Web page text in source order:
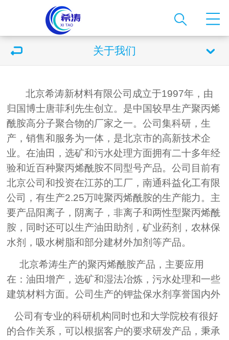
关于我们
北京希涛新材料有限公司成立于1997年，由
归国博士唐菲利先生创立。是中国较早生产聚丙烯
酰胺高分子聚合物的厂家之一。公司集科研，生
产，销售和服务为一体，是北京市的高新技术企
业。在油田，选矿和污水处理方面拥有二十多年经
验和近百种聚丙烯酰胺不同型号产品。公司目前有
北京公司和投资在江苏的工厂，南通科益化工有限
公司，有生产2.25万吨聚丙烯酰胺的生产能力。主
要产品阳离子，阴离子，非离子和两性型聚丙烯酰
胺，同时还可以生产油田助剂，矿业药剂，农林保
水剂，吸水树脂和部分建材外加剂等产品。
北京希涛生产的聚丙烯酰胺产品，主要应用
在：油田增产，选矿和湿法冶炼，污水处理和一些
建筑材料方面。公司生产的钾盐保水剂享誉国内外
公司有专业的科研机构同时也和大学院校有很好
的合作关系，可以根据客户的要求研发产品，秉承